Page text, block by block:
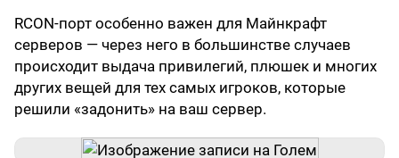
RCON-порт особенно важен для Майнкрафт
серверов — через него в большинстве случаев
происходит выдача привилегий, плюшек и многих
других вещей для тех самых игроков, которые
решили «задонить» на ваш сервер.